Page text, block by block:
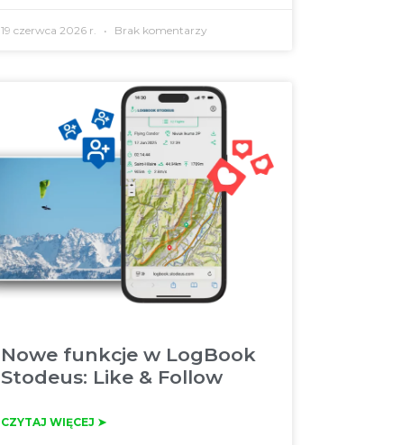
19 czerwca 2026 r. Brak komentarzy
Nowe funkcje w LogBook
Stodeus: Like & Follow
CZYTAJ WIĘCEJ ➤